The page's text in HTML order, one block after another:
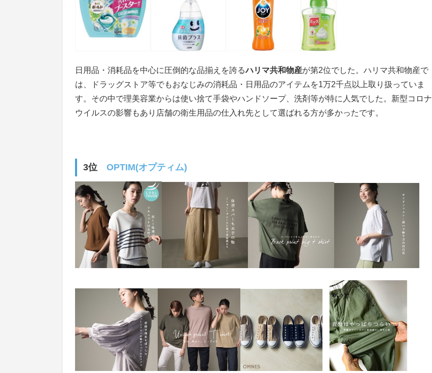
日用品・消耗品を中心に圧倒的な品揃えを誇るハリマ共和物産が第2位でした。ハリマ共和物産で
は、ドラッグストア等でもおなじみの消耗品・日用品のアイテムを1万2千点以上取り扱っていま
す。その中で理美容業からは使い捨て手袋やハンドソープ、洗剤等が特に人気でした。新型コロナ
ウイルスの影響もあり店舗の衛生用品の仕入れ先として選ばれる方が多かったです。
3位 OPTIM(オプティム)